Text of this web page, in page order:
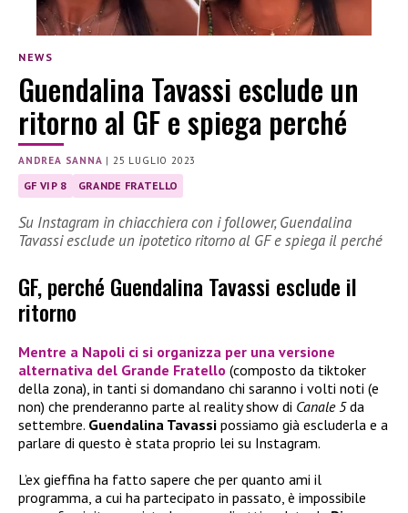
NEWS
Guendalina Tavassi esclude un
ritorno al GF e spiega perché
ANDREA SANNA | 25 LUGLIO 2023
GF VIP 8 GRANDE FRATELLO
Su Instagram in chiacchiera con i follower, Guendalina
Tavassi esclude un ipotetico ritorno al GF e spiega il perché
GF, perché Guendalina Tavassi esclude il
ritorno
Mentre a Napoli ci si organizza per una versione
alternativa del Grande Fratello (composto da tiktoker
della zona), in tanti si domandano chi saranno i volti noti (e
non) che prenderanno parte al reality show di Canale 5da
settembre. Guendalina Tavassi possiamo già escluderla e a
parlare di questo è stata proprio lei su Instagram.
L’ex gieffina ha fatto sapere che per quanto ami il
programma, a cui ha partecipato in passato, è impossibile